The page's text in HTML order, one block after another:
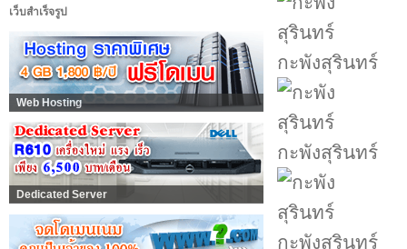
เว็บสำเร็จรูป
Web Hosting
Dedicated Server
กะพังสุรินทร์
กะพังสุรินทร์
กะพังสุรินทร์